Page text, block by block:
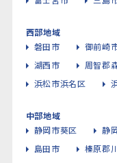
西部地域
磐田市
御前崎
湖西市
周智郡
浜松市浜名区
中部地域
静岡市葵区
静
島田市
榛原郡